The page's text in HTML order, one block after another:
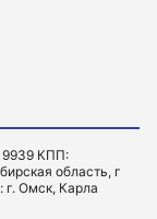
КПП:
область, г
г. Омск, Карла